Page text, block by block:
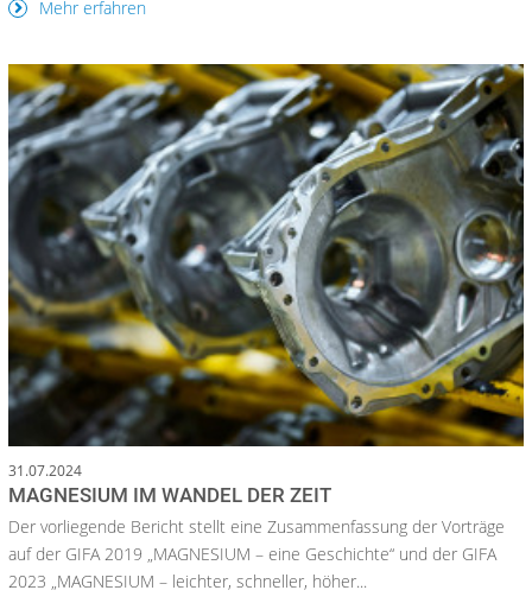
Mehr erfahren
31.07.2024
MAGNESIUM IM WANDEL DER ZEIT
Der vorliegende Bericht stellt eine Zusammenfassung der Vorträge
auf der GIFA 2019 „MAGNESIUM – eine Geschichte“ und der GIFA
2023 „MAGNESIUM – leichter, schneller, höher...